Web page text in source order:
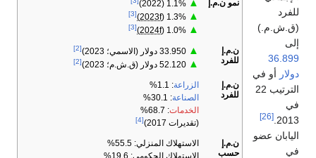
نمو ن.م.إ ▲
▲
(2023f)
[3]
▲
(2024f)
[3]
ن.م.إ
للفرد
▲
[2]
▲
[2]
ن.م.إ
للفرد
الزراعة: 1.1%
الصناعة: 30.1%
الخدمات: 68.7%
(تقديرات 2017)
[4]
ن.م.إ
حسب
الاستهلاك المنزلي: 55.5%
للفرد
(ق.ش.م.)
إلى
36.899
دولار أو في
الترتيب 22
في
2013.
[26]
اليابان عضو
في